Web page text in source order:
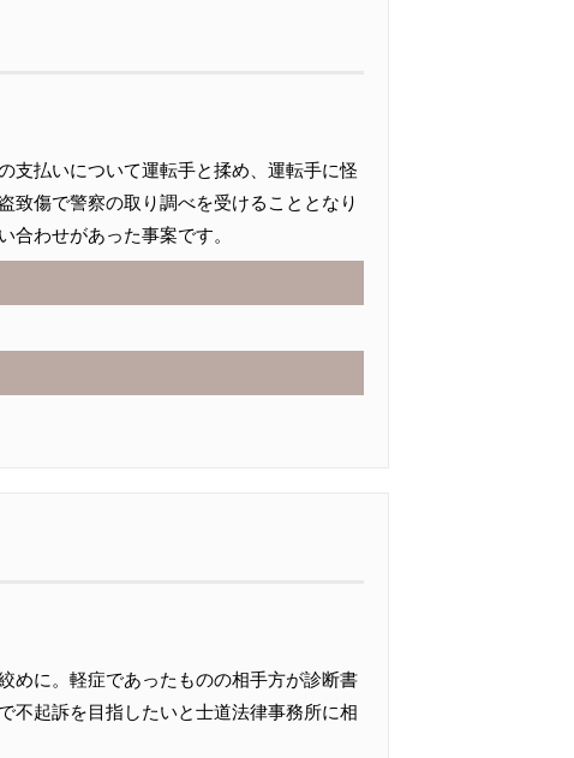
支払いについて運転手と揉め、運転手に怪
致傷で警察の取り調べを受けることとなり
合わせがあった事案です。
めに。軽症であったものの相手方が診断書
不起訴を目指したいと士道法律事務所に相